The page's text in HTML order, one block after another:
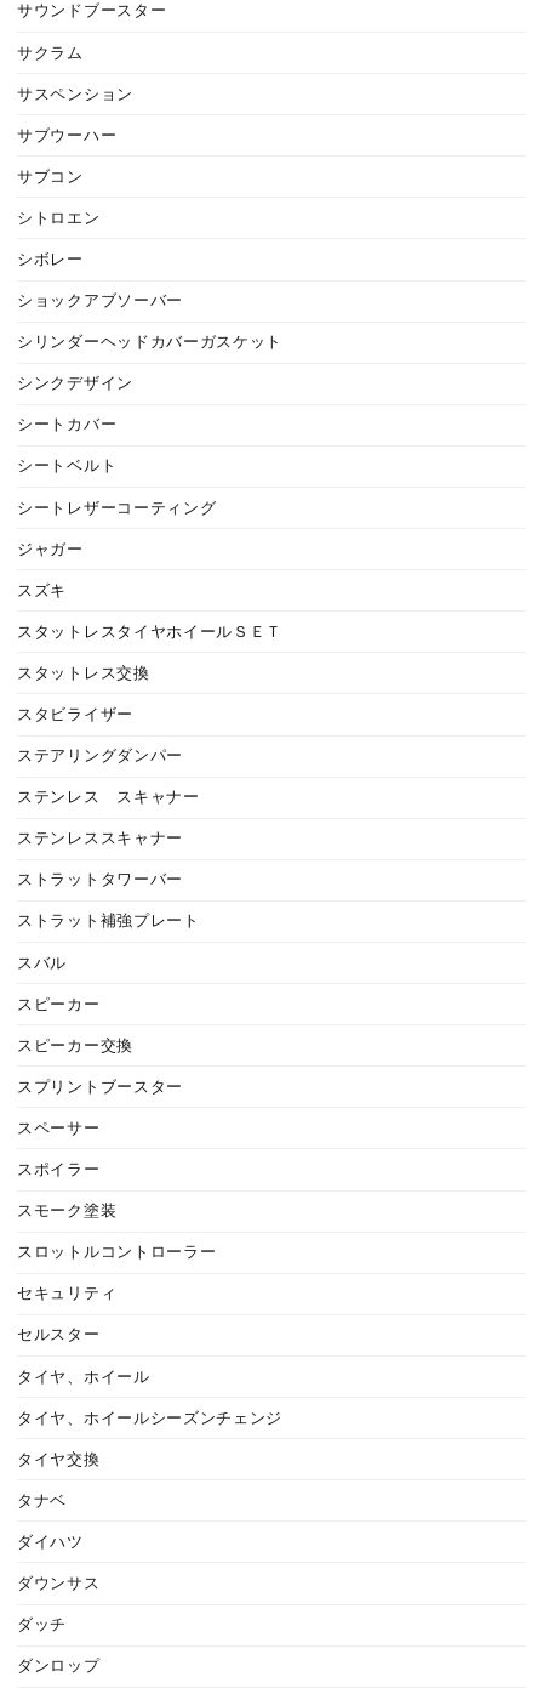
サウンドブースター
サクラム
サスペンション
サブウーハー
サブコン
シトロエン
シボレー
ショックアブソーバー
シリンダーヘッドカバーガスケット
シンクデザイン
シートカバー
シートベルト
シートレザーコーティング
ジャガー
スズキ
スタットレスタイヤホイールＳＥＴ
スタットレス交換
スタビライザー
ステアリングダンパー
ステンレス スキャナー
ステンレススキャナー
ストラットタワーバー
ストラット補強プレート
スバル
スピーカー
スピーカー交換
スプリントブースター
スペーサー
スポイラー
スモーク塗装
スロットルコントローラー
セキュリティ
セルスター
タイヤ、ホイール
タイヤ、ホイールシーズンチェンジ
タイヤ交換
タナベ
ダイハツ
ダウンサス
ダッチ
ダンロップ